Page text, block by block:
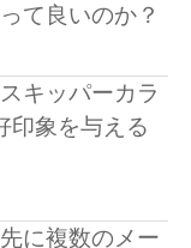
て良いのか？
キッパーカラ
印象を与える
に複数のメー